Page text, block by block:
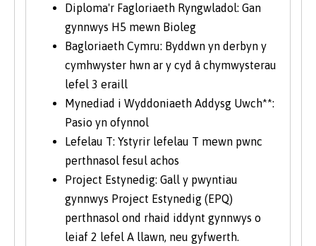
Diploma'r Fagloriaeth Ryngwladol: Gan
gynnwys H5 mewn Bioleg
Bagloriaeth Cymru: Byddwn yn derbyn y
cymhwyster hwn ar y cyd â chymwysterau
lefel 3 eraill
Mynediad i Wyddoniaeth Addysg Uwch**:
Pasio yn ofynnol
Lefelau T: Ystyrir lefelau T mewn pwnc
perthnasol fesul achos
Project Estynedig: Gall y pwyntiau
gynnwys Project Estynedig (EPQ)
perthnasol ond rhaid iddynt gynnwys o
leiaf 2 lefel A llawn, neu gyfwerth.